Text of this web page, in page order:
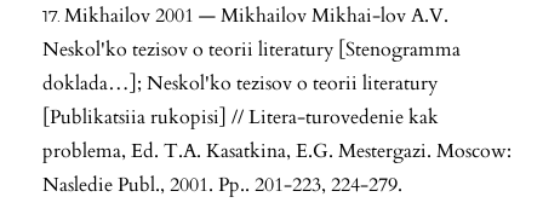
Mikhailov 2001 — Mikhailov Mikhai-lov A.V.
Neskol'ko tezisov o teorii literatury [Stenogramma
doklada…]; Neskol'ko tezisov o teorii literatury
[Publikatsiia rukopisi] // Litera-turovedenie kak
problema, Ed. T.A. Kasatkina, E.G. Mestergazi. Moscow:
Nasledie Publ., 2001. Pp.. 201-223, 224-279.